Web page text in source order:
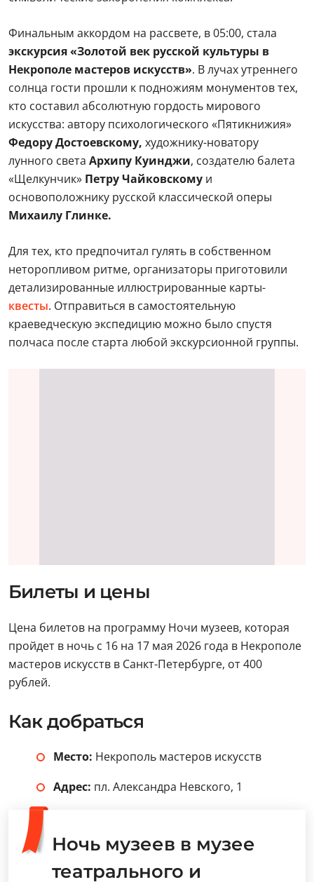
Финальным аккордом на рассвете, в 05:00, стала
экскурсия «Золотой век русской культуры в
Некрополе мастеров искусств». В лучах утреннего
солнца гости прошли к подножиям монументов тех,
кто составил абсолютную гордость мирового
искусства: автору психологического «Пятикнижия»
Федору Достоевскому, художнику-новатору
лунного света Архипу Куинджи, создателю балета
«Щелкунчик» Петру Чайковскому и
основоположнику русской классической оперы
Михаилу Глинке.
Для тех, кто предпочитал гулять в собственном
неторопливом ритме, организаторы приготовили
детализированные иллюстрированные карты-
квесты. Отправиться в самостоятельную
краеведческую экспедицию можно было спустя
полчаса после старта любой экскурсионной группы.
Билеты и цены
Цена билетов на программу Ночи музеев, которая
пройдет в ночь с 16 на 17 мая 2026 года в Некрополе
мастеров искусств в Санкт-Петербурге, от 400
рублей.
Как добраться
Место: Некрополь мастеров искусств
Адрес: пл. Александра Невского, 1
Ночь музеев в музее
театрального и